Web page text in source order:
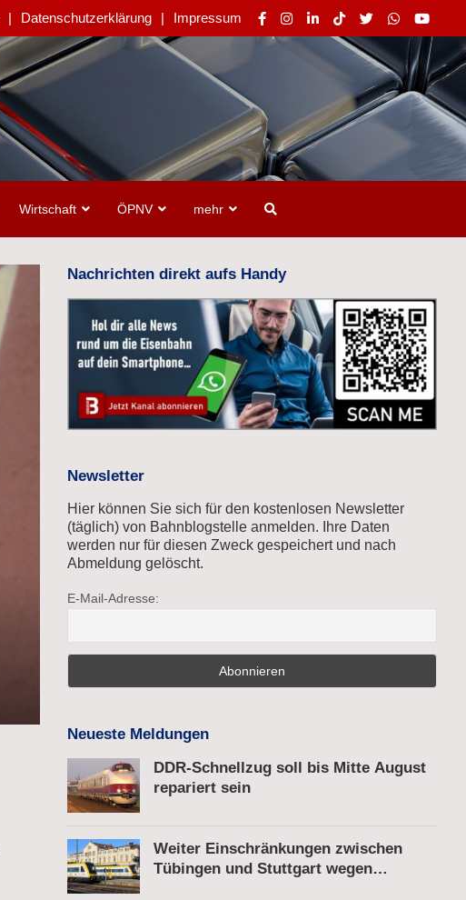
Datenschutzerklärung Impressum
Wirtschaft ÖPNV mehr
Nachrichten direkt aufs Handy
Newsletter
Hier können Sie sich für den kostenlosen Newsletter
(täglich) von Bahnblogstelle anmelden. Ihre Daten
werden nur für diesen Zweck gespeichert und nach
Abmeldung gelöscht.
E-Mail-Adresse:
Neueste Meldungen
DDR-Schnellzug soll bis Mitte August
repariert sein
Weiter Einschränkungen zwischen
Tübingen und Stuttgart wegen